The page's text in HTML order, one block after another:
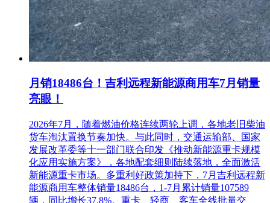
月销18486台！吉利远程新能源商用车7月销量
亮眼！
2026年7月，随着燃油价格连续两轮上调，各地老旧柴油
货车淘汰置换节奏加快。与此同时，交通运输部、国家
发展改革委等十一部门联合印发《推动新能源重卡规模
化应用实施方案》，各地配套细则陆续落地，全面激活
新能源重卡市场。多重利好政策加持下，7月吉利远程新
能源商用车整体销量18486台，1-7月累计销量107589
辆，同比增长37.8%。重卡、轻商、客车全线批量交